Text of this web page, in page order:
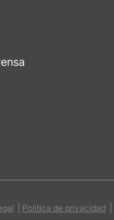
Política de privacidad